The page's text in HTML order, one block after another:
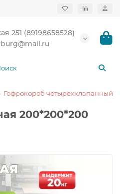
251 (89198658528)
Гофрокороб четырехклапанный
200*200*200